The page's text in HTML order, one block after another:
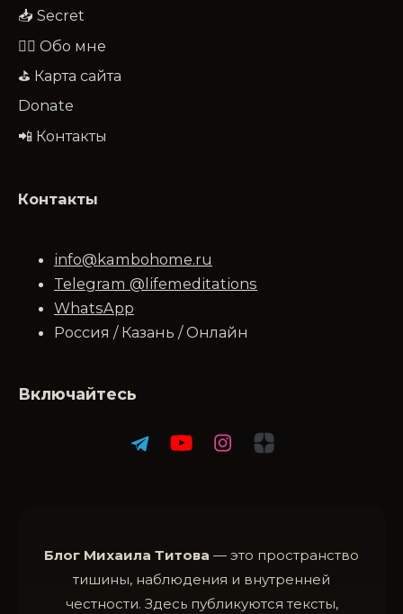
📥 Secret
🧔‍♂️ Обо мне
⛳ Карта сайта
Donate
📲 Контакты
Контакты
info@kambohome.ru
Telegram @lifemeditations
WhatsApp
Россия / Казань / Онлайн
Включайтесь
Блог Михаила Титова — это пространство
тишины, наблюдения и внутренней
честности. Здесь публикуются тексты,